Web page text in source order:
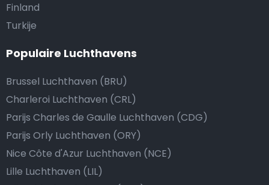
Finland
Turkije
Populaire Luchthavens
Brussel Luchthaven (BRU)
Charleroi Luchthaven (CRL)
Parijs Charles de Gaulle Luchthaven (CDG)
Parijs Orly Luchthaven (ORY)
Nice Côte d'Azur Luchthaven (NCE)
Lille Luchthaven (LIL)